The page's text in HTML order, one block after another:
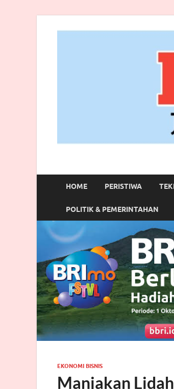
HOME PERISTIWA
POLITIK & PEMERINTAHAN
EKONOMI BISNIS
Manjakan